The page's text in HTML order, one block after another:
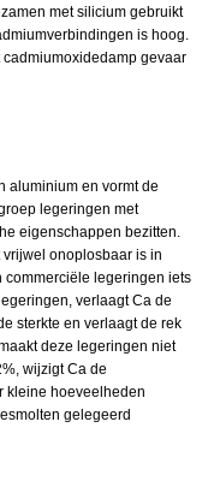
met silicium gebruikt
is hoog.
gevaar
aluminium en vormt de
legeringen met
eigenschappen bezitten.
onoplosbaar is in
legeringen iets
verlaagt Ca de
sterkte en verlaagt de rek
deze legeringen niet
wijzigt Ca de
kleine hoeveelheden
gelegeerd